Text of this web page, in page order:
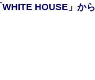
WHITE HOUSE」から